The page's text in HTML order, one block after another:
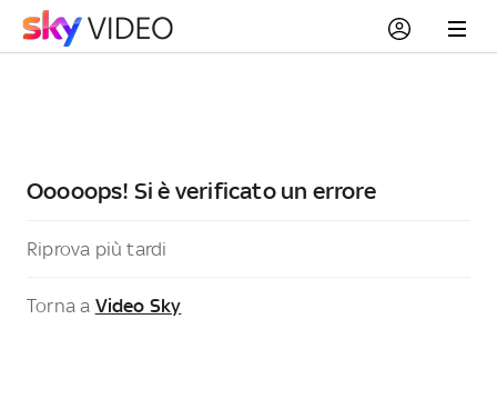
Ooooops! Si è verificato un errore
Riprova più tardi
Torna a Video Sky